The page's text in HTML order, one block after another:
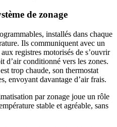
de zonage
installés dans chaque
Ils communiquent avec un
registres motorisés de s’ouvrir
d’air conditionné vers les zones.
trop chaude, son thermostat
envoyant davantage d’air frais.
par zonage joue un rôle
stable et agréable, sans